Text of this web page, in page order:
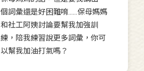
個詞彙還是好困難唷……保母媽媽
和社工阿姨討論要幫我加強訓
練，陪我練習說更多詞彙，你可
以幫我加油打氣嗎？